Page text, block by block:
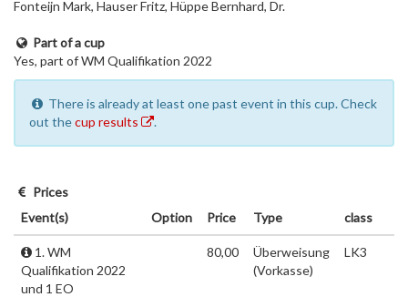
Fonteijn Mark, Hauser Fritz, Hüppe Bernhard, Dr.
Part of a cup
Yes, part of WM Qualifikation 2022
There is already at least one past event in this cup. Check
out thecup results .
Prices
Event(s)
Option Price Type class
1. WM
Qualifikation 2022
und 1 EO
80,00
Überweisung
(Vorkasse)
LK3